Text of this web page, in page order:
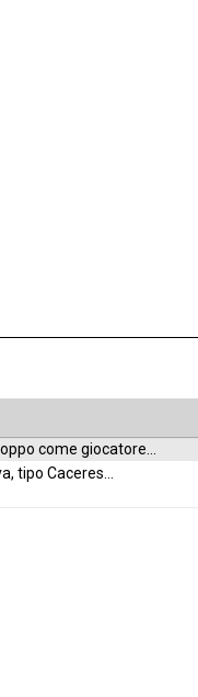
come giocatore...
tipo Caceres...